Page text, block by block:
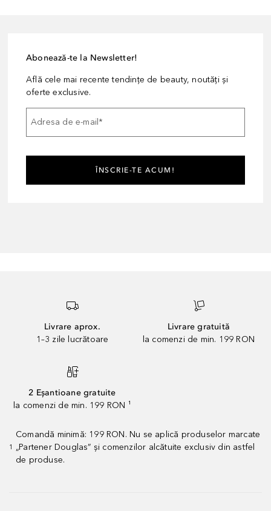
Abonează-te la Newsletter!
Află cele mai recente tendințe de beauty, noutăți și
oferte exclusive.
Adresa de e-mail*
ÎNSCRIE-TE ACUM!
Livrare aprox.
1–3 zile lucrătoare
Livrare gratuită
la comenzi de min. 199 RON
2 Eșantioane gratuite
la comenzi de min. 199 RON ¹
1
Comandă minimă: 199 RON. Nu se aplică produselor marcate
„Partener Douglas” și comenzilor alcătuite exclusiv din astfel
de produse.